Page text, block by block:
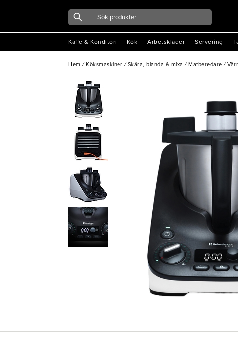
Kaffe & Konditori Kök Arbetskläder Servering
Hem / Köksmaskiner / Skära, blanda & mixa / Matberedare /